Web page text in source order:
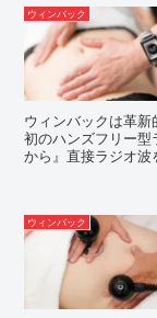
ウィンバック
ウィンバックは革
初のハンズフリー型ラジオ波マ
から』直接ラジオ波を流すこ
ウィンバック